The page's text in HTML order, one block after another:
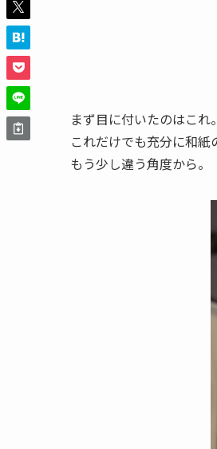
まず目に付いたのはこれ
これだけでも充分に和紙
もう少し違う角度から。